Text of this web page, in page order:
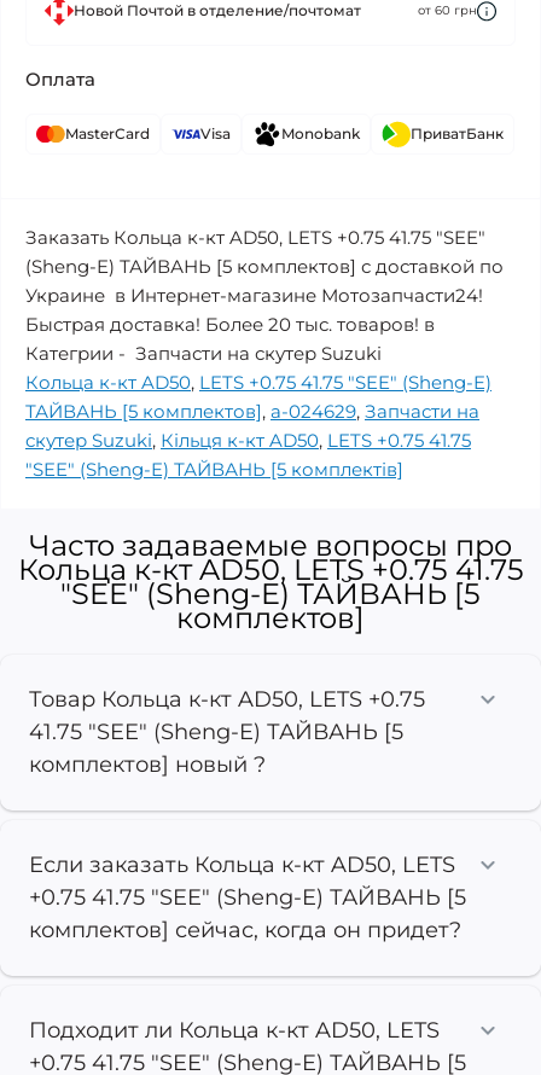
Новой Почтой в отделение/почтомат от 60 грн
Оплата
MasterCard Visa Monobank ПриватБанк
Заказать Кольца к-кт AD50, LETS +0.75 41.75 "SEE"
(Sheng-E) ТАЙВАНЬ [5 комплектов] с доставкой по
Украине в Интернет-магазине Мотозапчасти24!
Быстрая доставка! Более 20 тыс. товаров! в
Категрии - Запчасти на скутер Suzuki
Кольца к-кт AD50, LETS +0.75 41.75 "SEE" (Sheng-E)
ТАЙВАНЬ [5 комплектов], a-024629, Запчасти на
скутер Suzuki, Кільця к-кт AD50, LETS +0.75 41.75
"SEE" (Sheng-E) ТАЙВАНЬ [5 комплектів]
Часто задаваемые вопросы про
Кольца к-кт AD50, LETS +0.75 41.75
"SEE" (Sheng-E) ТАЙВАНЬ [5
комплектов]
Товар Кольца к-кт AD50, LETS +0.75
41.75 "SEE" (Sheng-E) ТАЙВАНЬ [5
комплектов] новый ?
Если заказать Кольца к-кт AD50, LETS
+0.75 41.75 "SEE" (Sheng-E) ТАЙВАНЬ [5
комплектов] сейчас, когда он придет?
Подходит ли Кольца к-кт AD50, LETS
+0.75 41.75 "SEE" (Sheng-E) ТАЙВАНЬ [5